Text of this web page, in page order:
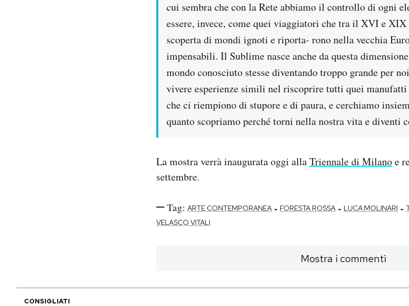
cui sembra che con la Rete abbiamo il controllo di ogni
essere, invece, come quei viaggiatori che tra il XVI e XIX
scoperta di mondi ignoti e riporta- rono nella vecchia
impensabili. Il Sublime nasce anche da questa
mondo conosciuto stesse diventando troppo grande per
vivere esperienze simili nel riscoprire tutti quei
che ci riempiono di stupore e di paura, e cerchiamo
quanto scopriamo perché torni nella nostra vita e diventi
La mostra verrà inaugurata oggi allaTriennale di Milanoe
settembre.
Tag: ARTE CONTEMPORANEA - FORESTA ROSSA - LUCA MOLINARI -
VELASCO VITALI
Mostra i commenti
CONSIGLIATI